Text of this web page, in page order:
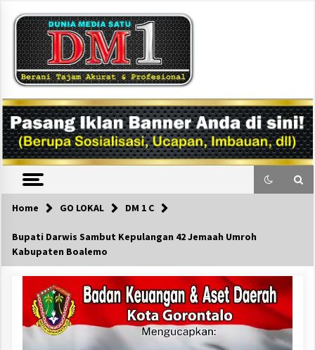
content
DM1
Home GO LOKAL DM 1 C
Bupati Darwis Sambut Kepulangan 42 Jemaah Umroh
Kabupaten Boalemo